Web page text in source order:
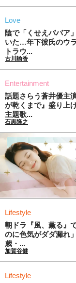
Love
陰で「くせえババア
いた…年下彼氏のウ
トラウ...
古川諭香
Entertainment
話題さらう蒼井優主
が乾くまで』盛り上
主題歌...
石黒隆之
Lifestyle
朝ドラ『風、薫る』
のに色気がダダ漏れ
歳・...
加賀谷健
Lifestyle